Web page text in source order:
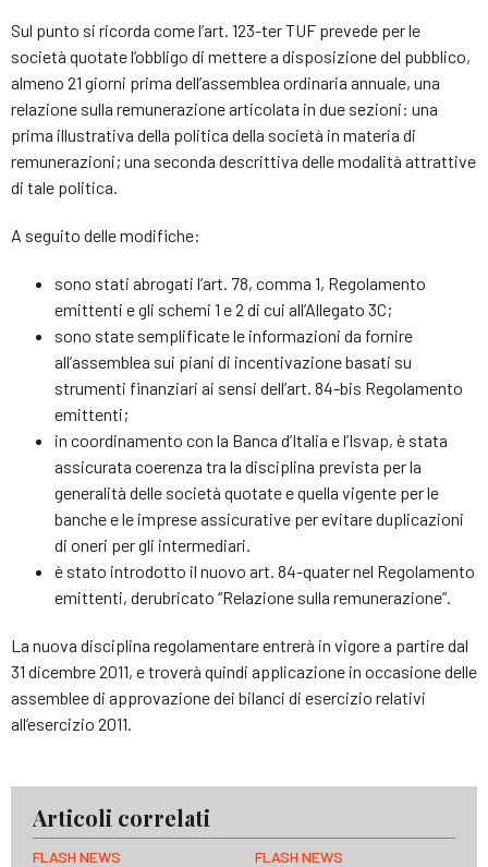
Sul punto si ricorda come l’art. 123-ter TUF prevede per le
società quotate l’obbligo di mettere a disposizione del pubblico,
almeno 21 giorni prima dell’assemblea ordinaria annuale, una
relazione sulla remunerazione articolata in due sezioni: una
prima illustrativa della politica della società in materia di
remunerazioni; una seconda descrittiva delle modalità attrattive
di tale politica.
A seguito delle modifiche:
sono stati abrogati l’art. 78, comma 1, Regolamento
emittenti e gli schemi 1 e 2 di cui all’Allegato 3C;
sono state semplificate le informazioni da fornire
all’assemblea sui piani di incentivazione basati su
strumenti finanziari ai sensi dell’art. 84-bis Regolamento
emittenti;
in coordinamento con la Banca d’Italia e l’Isvap, è stata
assicurata coerenza tra la disciplina prevista per la
generalità delle società quotate e quella vigente per le
banche e le imprese assicurative per evitare duplicazioni
di oneri per gli intermediari.
è stato introdotto il nuovo art. 84-quater nel Regolamento
emittenti, derubricato “Relazione sulla remunerazione”.
La nuova disciplina regolamentare entrerà in vigore a partire dal
31 dicembre 2011, e troverà quindi applicazione in occasione delle
assemblee di approvazione dei bilanci di esercizio relativi
all’esercizio 2011.
Articoli correlati
FLASH NEWS FLASH NEWS